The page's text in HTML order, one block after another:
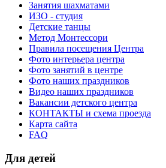
Занятия шахматами
ИЗО - студия
Детские танцы
Метод Монтессори
Правила посещения Центра
Фото интерьера центра
Фото занятий в центре
Фото наших праздников
Видео наших праздников
Вакансии детского центра
КОНТАКТЫ и схема проезда
Карта сайта
FAQ
Для детей